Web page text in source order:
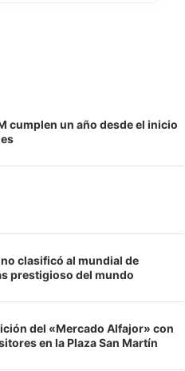
cumplen un año desde el inicio
clasificó al mundial de
prestigioso del mundo
del «Mercado Alfajor» con
en la Plaza San Martín